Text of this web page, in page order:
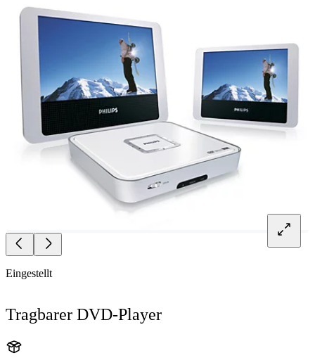
Eingestellt
Tragbarer DVD-Player